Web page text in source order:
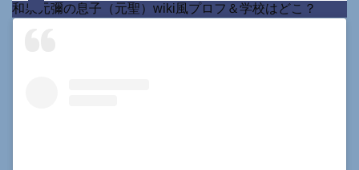
和泉元彌の息子（元聖）wiki風プロフ＆学校はどこ？